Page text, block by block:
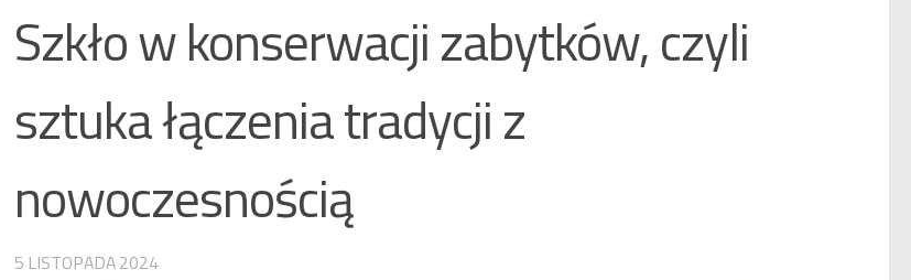
Szkło w konserwacji zabytków, czyli
sztuka łączenia tradycji z
nowoczesnością
5 LISTOPADA 2024